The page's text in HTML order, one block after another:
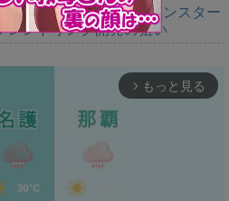
えて，一緒に狩る。「モンスター
レンドリンク開発の狙い
arrow_forward_ios もっと見る